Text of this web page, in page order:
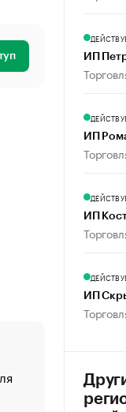
«От спорта
создавшей GTA
ИП
ИП
ИП
ИП